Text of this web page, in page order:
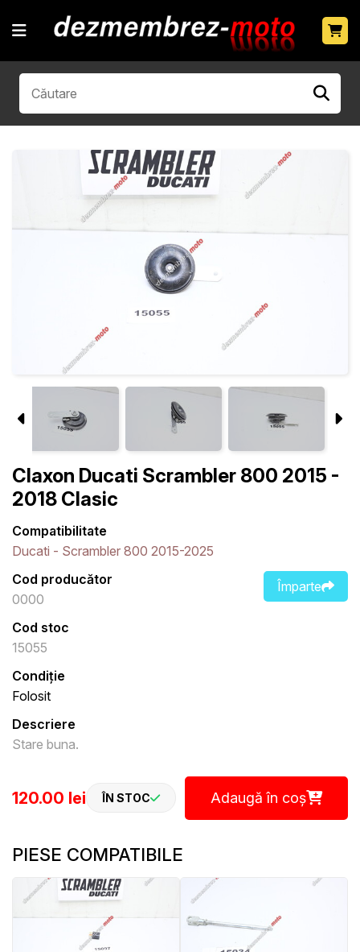
Claxon Ducati Scrambler 800 2015 -
2018 Clasic
Compatibilitate
Ducati - Scrambler 800 2015-2025
Împarte
Cod producător
0000
Cod stoc
15055
Condiție
Folosit
Descriere
Stare buna.
120.00 lei ÎN STOC Adaugă în coș
PIESE COMPATIBILE